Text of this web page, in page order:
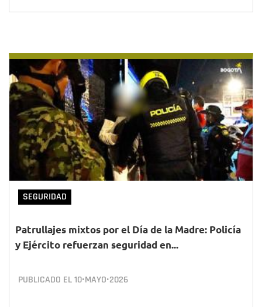
SEGURIDAD
Patrullajes mixtos por el Día de la Madre: Policía
y Ejército refuerzan seguridad en...
PUBLICADO EL10•MAYO•2026